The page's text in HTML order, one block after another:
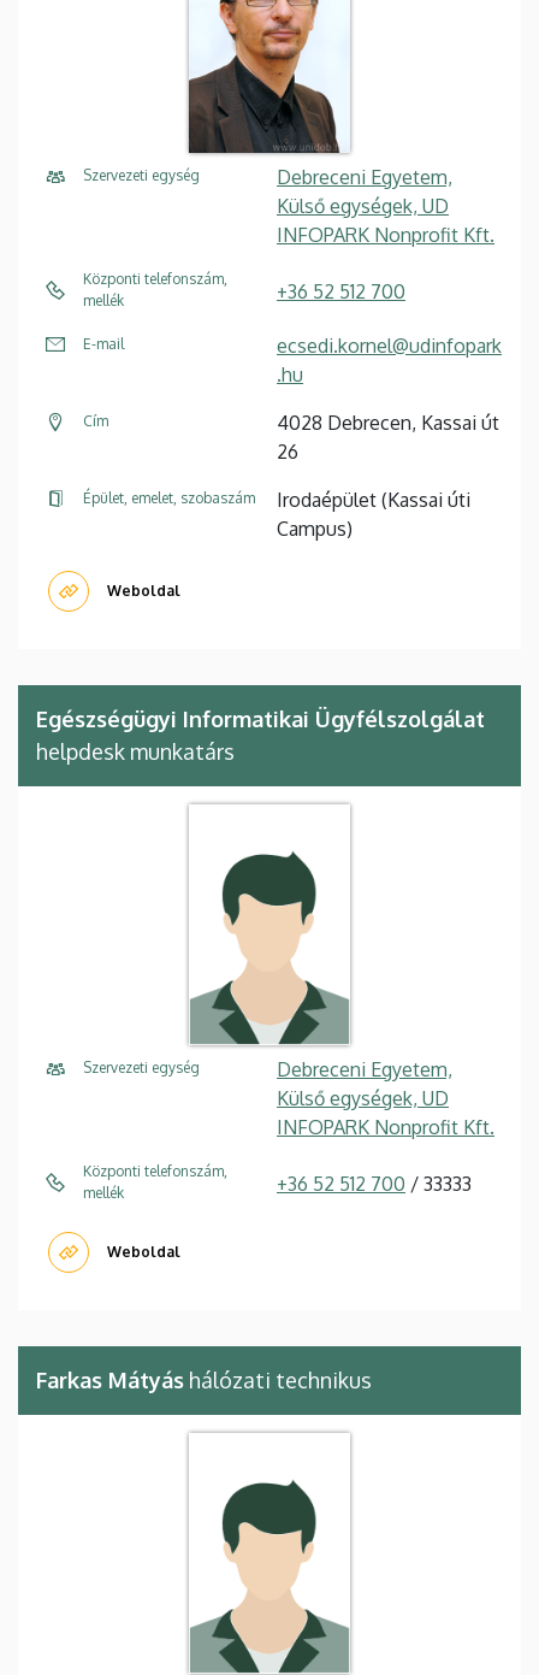
Szervezeti egység
Debreceni Egyetem,
Külső egységek, UD
INFOPARK Nonprofit Kft.
Központi telefonszám,
mellék
+36 52 512 700
E-mail
ecsedi.kornel@udinfopark
.hu
Cím
4028 Debrecen, Kassai út
26
Épület, emelet, szobaszám
Irodaépület (Kassai úti
Campus)
Weboldal
Egészségügyi Informatikai Ügyfélszolgálat
helpdesk munkatárs
Szervezeti egység
Debreceni Egyetem,
Külső egységek, UD
INFOPARK Nonprofit Kft.
Központi telefonszám,
mellék
+36 52 512 700 / 33333
Weboldal
Farkas Mátyás hálózati technikus